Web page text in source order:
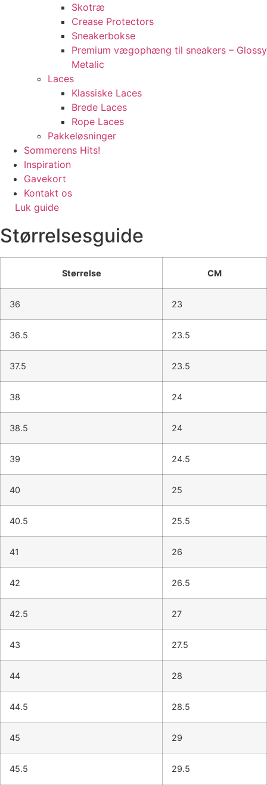
Skotræ
Crease Protectors
Sneakerbokse
Premium vægophæng til sneakers – Glossy
Metalic
Laces
Klassiske Laces
Brede Laces
Rope Laces
Pakkeløsninger
Sommerens Hits!
Inspiration
Gavekort
Kontakt os
Luk guide
Størrelsesguide
Størrelse CM
36 23
36.5 23.5
37.5 23.5
38 24
38.5 24
39 24.5
40 25
40.5 25.5
41 26
42 26.5
42.5 27
43 27.5
44 28
44.5 28.5
45 29
45.5 29.5